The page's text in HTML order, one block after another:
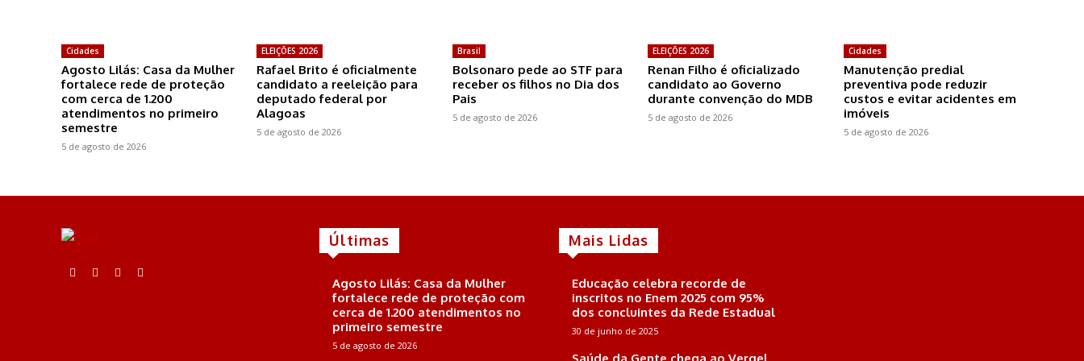
Cidades
Agosto Lilás: Casa da Mulher
fortalece rede de proteção
com cerca de 1.200
atendimentos no primeiro
semestre
5 de agosto de 2026
ELEIÇÕES 2026
Rafael Brito é oficialmente
candidato a reeleição para
deputado federal por
Alagoas
5 de agosto de 2026
Brasil
Bolsonaro pede ao STF para
receber os filhos no Dia dos
Pais
5 de agosto de 2026
ELEIÇÕES 2026
Renan Filho é oficializado
candidato ao Governo
durante convenção do MDB
5 de agosto de 2026
Cidades
Manutenção predial
preventiva pode reduzir
custos e evitar acidentes em
imóveis
5 de agosto de 2026
Últimas
Agosto Lilás: Casa da Mulher
fortalece rede de proteção com
cerca de 1.200 atendimentos no
primeiro semestre
5 de agosto de 2026
Mais Lidas
Educação celebra recorde de
inscritos no Enem 2025 com 95%
dos concluintes da Rede Estadual
30 de junho de 2025